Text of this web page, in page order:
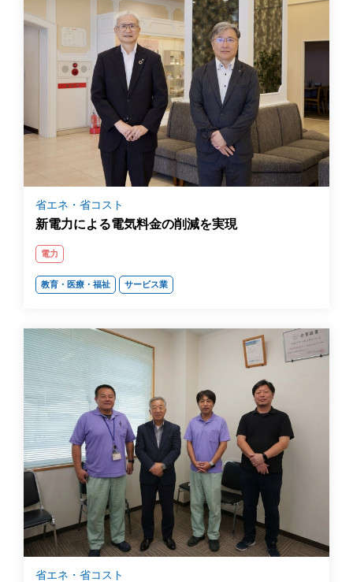
省エネ・省コスト
新電力による電気料金の削減を実現
電力
教育・医療・福祉 サービス業
省エネ・省コスト